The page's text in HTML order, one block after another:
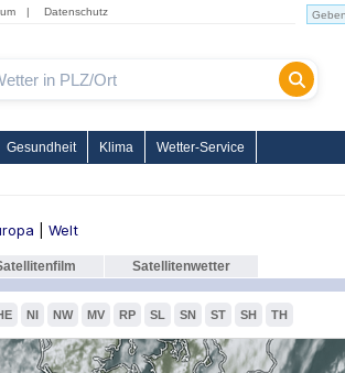
| Datenschutz
Gesundheit Klima Wetter-Service
Welt
Satellitenwetter
NI NW MV RP SL SN ST SH TH